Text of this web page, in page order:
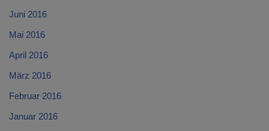
Juni 2016
Mai 2016
April 2016
März 2016
Februar 2016
Januar 2016